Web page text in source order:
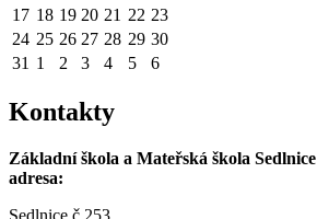
17 18 19 20 21 22 23
24 25 26 27 28 29 30
31 1 2 3 4 5 6
Kontakty
Základní škola a Mateřská škola Sedlnice
adresa: